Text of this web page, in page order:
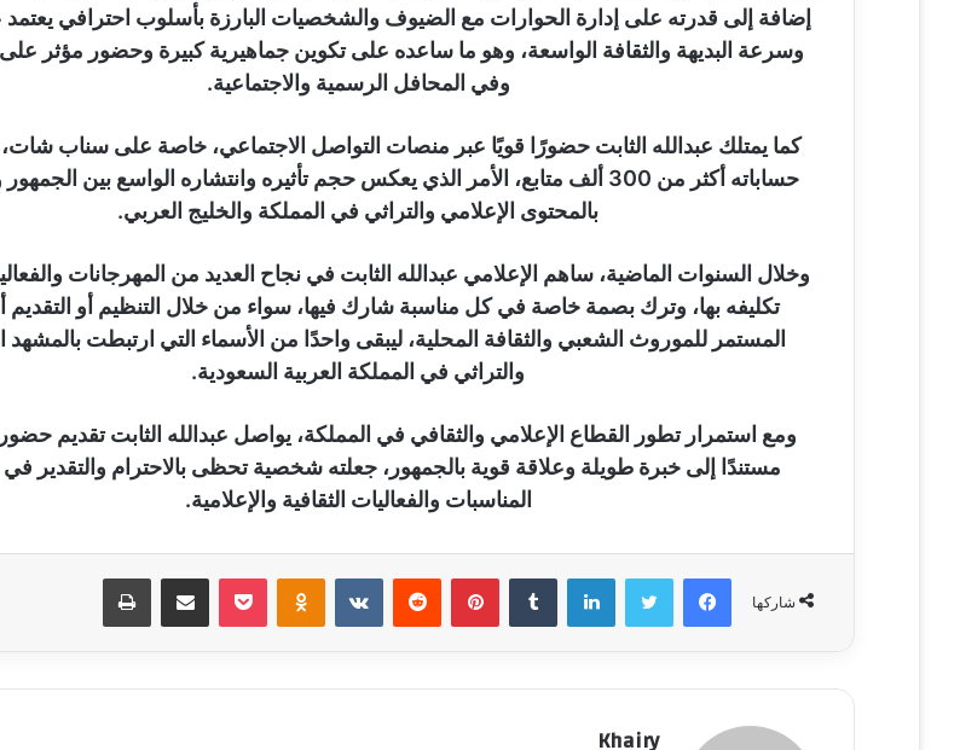
إضافة إلى قدرته على إدارة الحوارات مع الضيوف والشخصيات البارزة بأسلوب احترافي يعتمد
وسرعة البديهة والثقافة الواسعة، وهو ما ساعده على تكوين جماهيرية كبيرة وحضور مؤثر
وفي المحافل الرسمية والاجتماعية.
كما يمتلك عبدالله الثابت حضورًا قويًا عبر منصات التواصل الاجتماعي، خاصة على سناب شات،
حساباته أكثر من 300 ألف متابع، الأمر الذي يعكس حجم تأثيره وانتشاره الواسع بين
بالمحتوى الإعلامي والتراثي في المملكة والخليج العربي.
وخلال السنوات الماضية، ساهم الإعلامي عبدالله الثابت في نجاح العديد من المهرجانات
تكليفه بها، وترك بصمة خاصة في كل مناسبة شارك فيها، سواء من خلال التنظيم أو التقديم
المستمر للموروث الشعبي والثقافة المحلية، ليبقى واحدًا من الأسماء التي ارتبطت بالمشهد
والتراثي في المملكة العربية السعودية.
ومع استمرار تطور القطاع الإعلامي والثقافي في المملكة، يواصل عبدالله الثابت تقديم
مستندًا إلى خبرة طويلة وعلاقة قوية بالجمهور، جعلته شخصية تحظى بالاحترام والتقدير
المناسبات والفعاليات الثقافية والإعلامية.
شاركها
فيسبوك تويتر لينكدإن ‏Tumblr بينتيريست ‏Reddit
‏VKontakte
Odnoklassniki بوكيت مشاركة عبر البريد طباعة
Khairy